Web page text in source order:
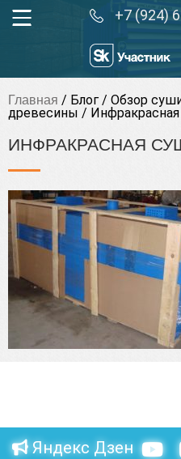
+7 (924)
Главная / Блог / Обзор
древесины /
ИНФРАКРАСНАЯ
Яндекс Дзен